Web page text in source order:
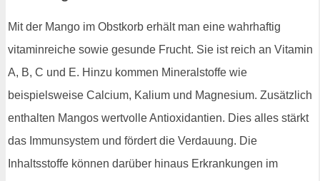
Mit der Mango im Obstkorb erhält man eine wahrhaftig
vitaminreiche sowie gesunde Frucht. Sie ist reich an Vitamin
A, B, C und E. Hinzu kommen Mineralstoffe wie
beispielsweise Calcium, Kalium und Magnesium. Zusätzlich
enthalten Mangos wertvolle Antioxidantien. Dies alles stärkt
das Immunsystem und fördert die Verdauung. Die
Inhaltsstoffe können darüber hinaus Erkrankungen im